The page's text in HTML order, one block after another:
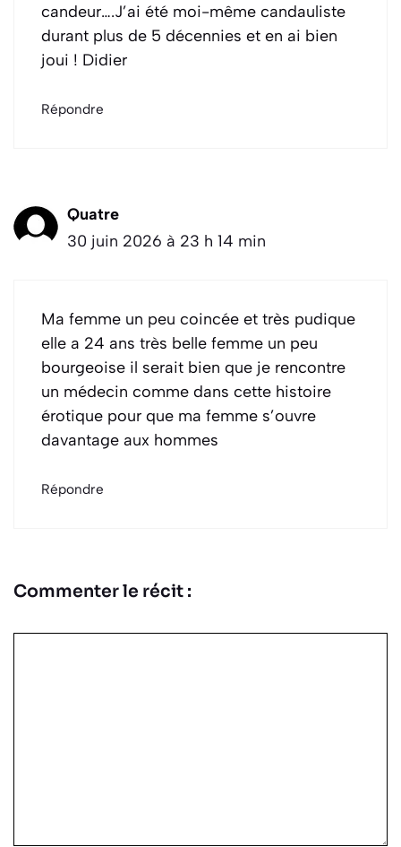
candeur….J’ai été moi-même candauliste
durant plus de 5 décennies et en ai bien
joui ! Didier
Répondre
Quatre
30 juin 2026 à 23 h 14 min
Ma femme un peu coincée et très pudique
elle a 24 ans très belle femme un peu
bourgeoise il serait bien que je rencontre
un médecin comme dans cette histoire
érotique pour que ma femme s’ouvre
davantage aux hommes
Répondre
Commenter le récit :